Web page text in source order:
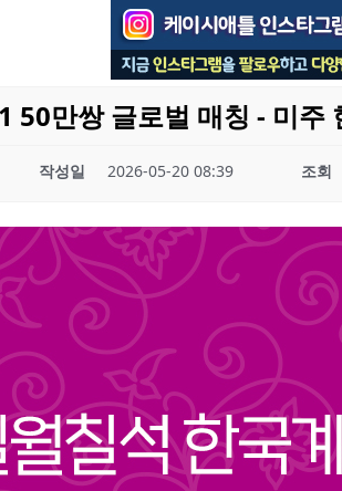
만쌍 글로벌 매칭 - 미주
작성일 2026-05-20 08:39 조회